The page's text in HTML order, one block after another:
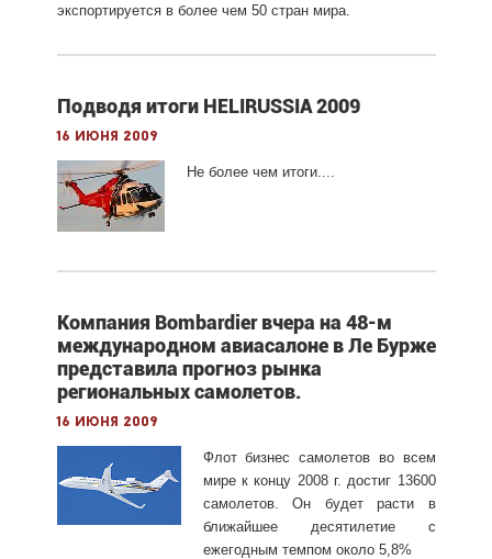
экспортируется в более чем 50 стран мира.
Подводя итоги HELIRUSSIA 2009
16 июня 2009
Не более чем итоги....
Компания Bombardier вчера на 48-м
международном авиасалоне в Ле Бурже
представила прогноз рынка
региональных самолетов.
16 июня 2009
Флот бизнес самолетов во всем
мире к концу 2008 г. достиг 13600
самолетов. Он будет расти в
ближайшее десятилетие с
ежегодным темпом около 5,8%